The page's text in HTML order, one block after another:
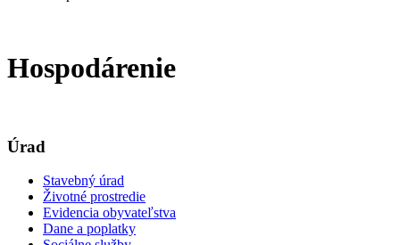
Hospodárenie
Úrad
Stavebný úrad
Životné prostredie
Evidencia obyvateľstva
Dane a poplatky